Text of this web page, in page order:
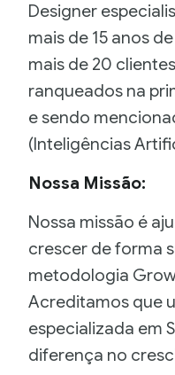
Designer
mais de 15 anos
mais de 20
ranqueados na
e sendo
(Inteligências
Nossa Missão:
Nossa missão é
crescer de forma
metodologia
Acreditamos que
especializada em
diferença no